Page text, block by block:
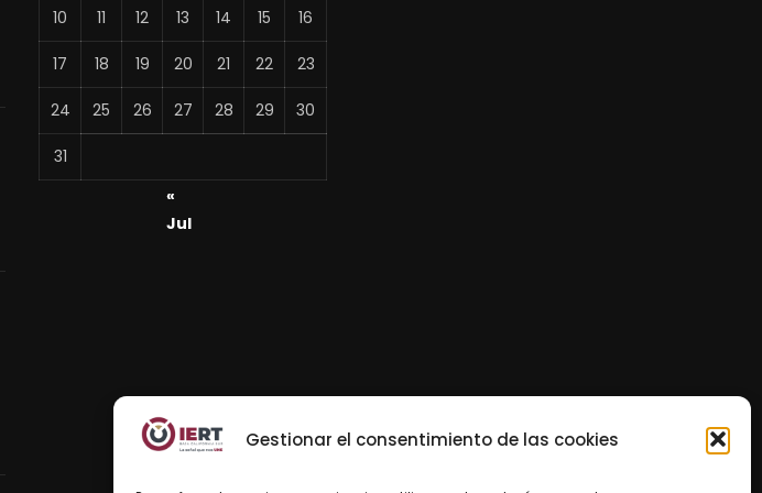
Gestionar el consentimiento de las cookies
10 11 12 13 14 15 16
17 18 19 20 21 22 23
24 25 26 27 28 29 30
31
«
Jul